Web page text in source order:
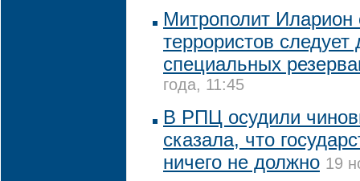
Митрополит Иларион
террористов следует
специальных
года, 11:45
В РПЦ осудили
сказала, что
ничего не должно 19